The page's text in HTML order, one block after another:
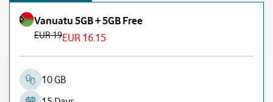
Vanuatu 5GB + 5GB Free
EUR 19EUR 16.15
10 GB